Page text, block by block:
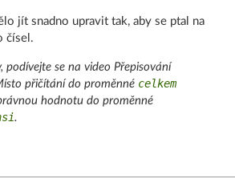
jít snadno upravit tak, aby se ptal na
čísel.
podívejte se na video Přepisování
přičítání do proměnné celkem
hodnotu do proměnné
.